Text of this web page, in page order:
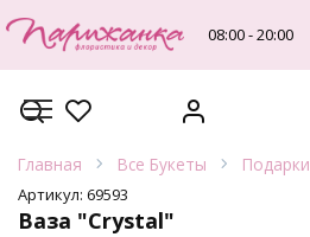
к
содержанию
08:00 - 20:00
Главная Все Букеты Подарки
Артикул: 69593
Ваза "Crystal"